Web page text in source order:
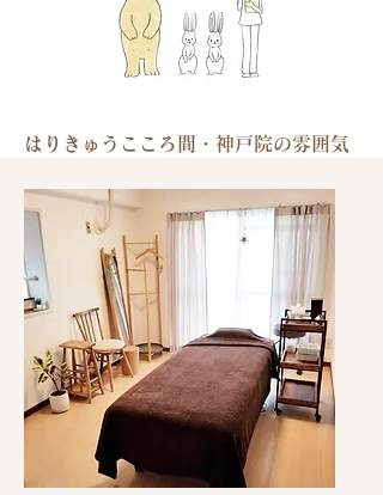
はりきゅうこころ間・神戸院の雰囲気